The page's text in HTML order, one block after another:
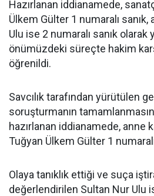
Hazırlanan iddianamede,
Ülkem Gülter 1 numaralı sanık,
Ulu ise 2 numaralı sanık olarak
önümüzdeki süreçte hakim
öğrenildi.
Savcılık tarafından yürütülen
soruşturmanın
hazırlanan iddianamede, anne
Tuğyan Ülkem Gülter 1
Olaya tanıklık ettiği ve suça
değerlendirilen Sultan Nur Ulu